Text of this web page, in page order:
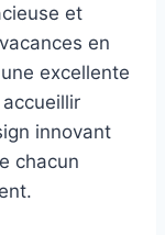
et
en
excellente
innovant
chacun